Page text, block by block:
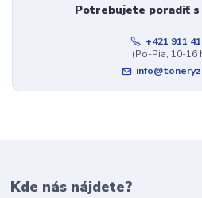
Potrebujete poradiť s
+421 911
(Po-Pia, 10-16
Kde nás nájdete?